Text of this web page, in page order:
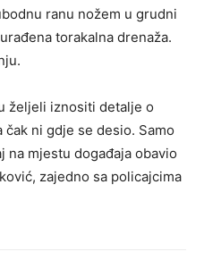
ranu nožem u grudni
torakalna drenaža.
željeli iznositi detalje o
ni gdje se desio. Samo
na mjestu događaja obavio
zajedno sa policajcima